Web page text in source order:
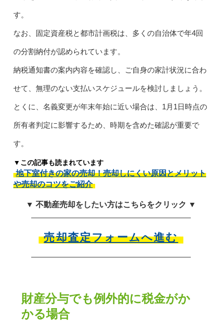
す。
なお、固定資産税と都市計画税は、多くの自治体で年4回
の分割納付が認められています。
納税通知書の案内内容を確認し、ご自身の家計状況に合わ
せて、無理のない支払いスケジュールを検討しましょう。
とくに、名義変更が年末年始に近い場合は、1月1日時点の
所有者判定に影響するため、時期を含めた確認が重要で
す。
▼この記事も読まれています
地下室付きの家の売却！売却しにくい原因とメリット
や売却のコツをご紹介
▼ 不動産売却をしたい方はこちらをクリック ▼
売却査定フォームへ進む
財産分与でも例外的に税金がか
かる場合